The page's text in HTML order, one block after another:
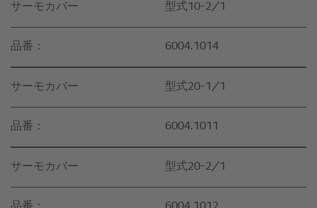
サーモカバー 型式10-2/1
品番： 6004.1014
サーモカバー 型式20-1/1
品番： 6004.1011
サーモカバー 型式20-2/1